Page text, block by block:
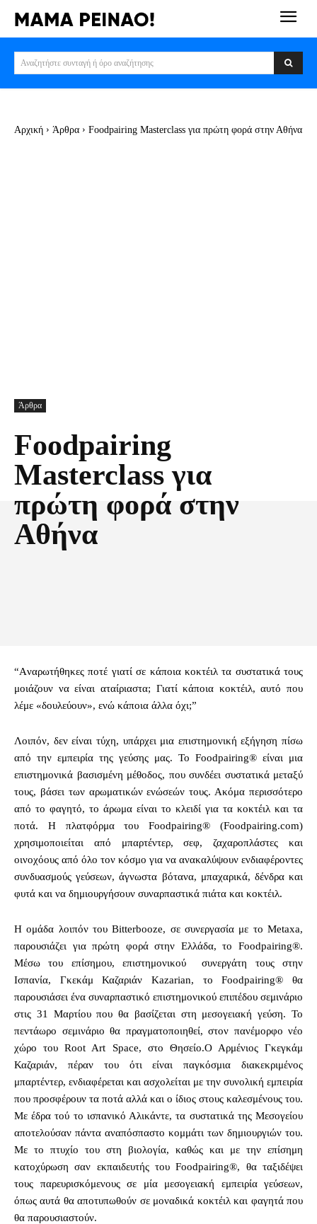
Αναζητήστε συνταγή ή όρο αναζήτησης
Αρχική Άρθρα Foodpairing Masterclass για πρώτη φορά στην Αθήνα
Άρθρα
Foodpairing
Masterclass για
πρώτη φορά στην
Αθήνα
“Aναρωτήθηκες ποτέ γιατί σε κάποια κοκτέιλ τα συστατικά τους
μοιάζουν να είναι αταίριαστα; Γιατί κάποια κοκτέιλ, αυτό που
λέμε «δουλεύουν», ενώ κάποια άλλα όχι;”
Λοιπόν, δεν είναι τύχη, υπάρχει μια επιστημονική εξήγηση πίσω
από την εμπειρία της γεύσης μας. Το Foodpairing® είναι μια
επιστημονικά βασισμένη μέθοδος, που συνδέει συστατικά μεταξύ
τους, βάσει των αρωματικών ενώσεών τους. Ακόμα περισσότερο
από το φαγητό, το άρωμα είναι το κλειδί για τα κοκτέιλ και τα
ποτά. Η πλατφόρμα του Foodpairing® (Foodpairing.com)
χρησιμοποιείται από μπαρτέντερ, σεφ, ζαχαροπλάστες και
οινοχόους από όλο τον κόσμο για να ανακαλύψουν ενδιαφέροντες
συνδυασμούς γεύσεων, άγνωστα βότανα, μπαχαρικά, δένδρα και
φυτά και να δημιουργήσουν συναρπαστικά πιάτα και κοκτέιλ.
Η ομάδα λοιπόν του Bitterbooze, σε συνεργασία με το Metaxa,
παρουσιάζει για πρώτη φορά στην Ελλάδα, το Foodpairing®.
Μέσω του επίσημου, επιστημονικού συνεργάτη τους στην
Ισπανία, Γκεκάμ Καζαριάν Kazarian, το Foodpairing® θα
παρουσιάσει ένα συναρπαστικό επιστημονικού επιπέδου σεμινάριο
στις 31 Μαρτίου που θα βασίζεται στη μεσογειακή γεύση. Το
πεντάωρο σεμινάριο θα πραγματοποιηθεί, στον πανέμορφο νέο
χώρο του Root Art Space, στο Θησείο.Ο Αρμένιος Γκεγκάμ
Καζαριάν, πέραν του ότι είναι παγκόσμια διακεκριμένος
μπαρτέντερ, ενδιαφέρεται και ασχολείται με την συνολική εμπειρία
που προσφέρουν τα ποτά αλλά και ο ίδιος στους καλεσμένους του.
Με έδρα τού το ισπανικό Αλικάντε, τα συστατικά της Μεσογείου
αποτελούσαν πάντα αναπόσπαστο κομμάτι των δημιουργιών του.
Με το πτυχίο του στη βιολογία, καθώς και με την επίσημη
κατοχύρωση σαν εκπαιδευτής του Foodpairing®, θα ταξιδέψει
τους παρευρισκόμενους σε μία μεσογειακή εμπειρία γεύσεων,
όπως αυτά θα αποτυπωθούν σε μοναδικά κοκτέιλ και φαγητά που
θα παρουσιαστούν.